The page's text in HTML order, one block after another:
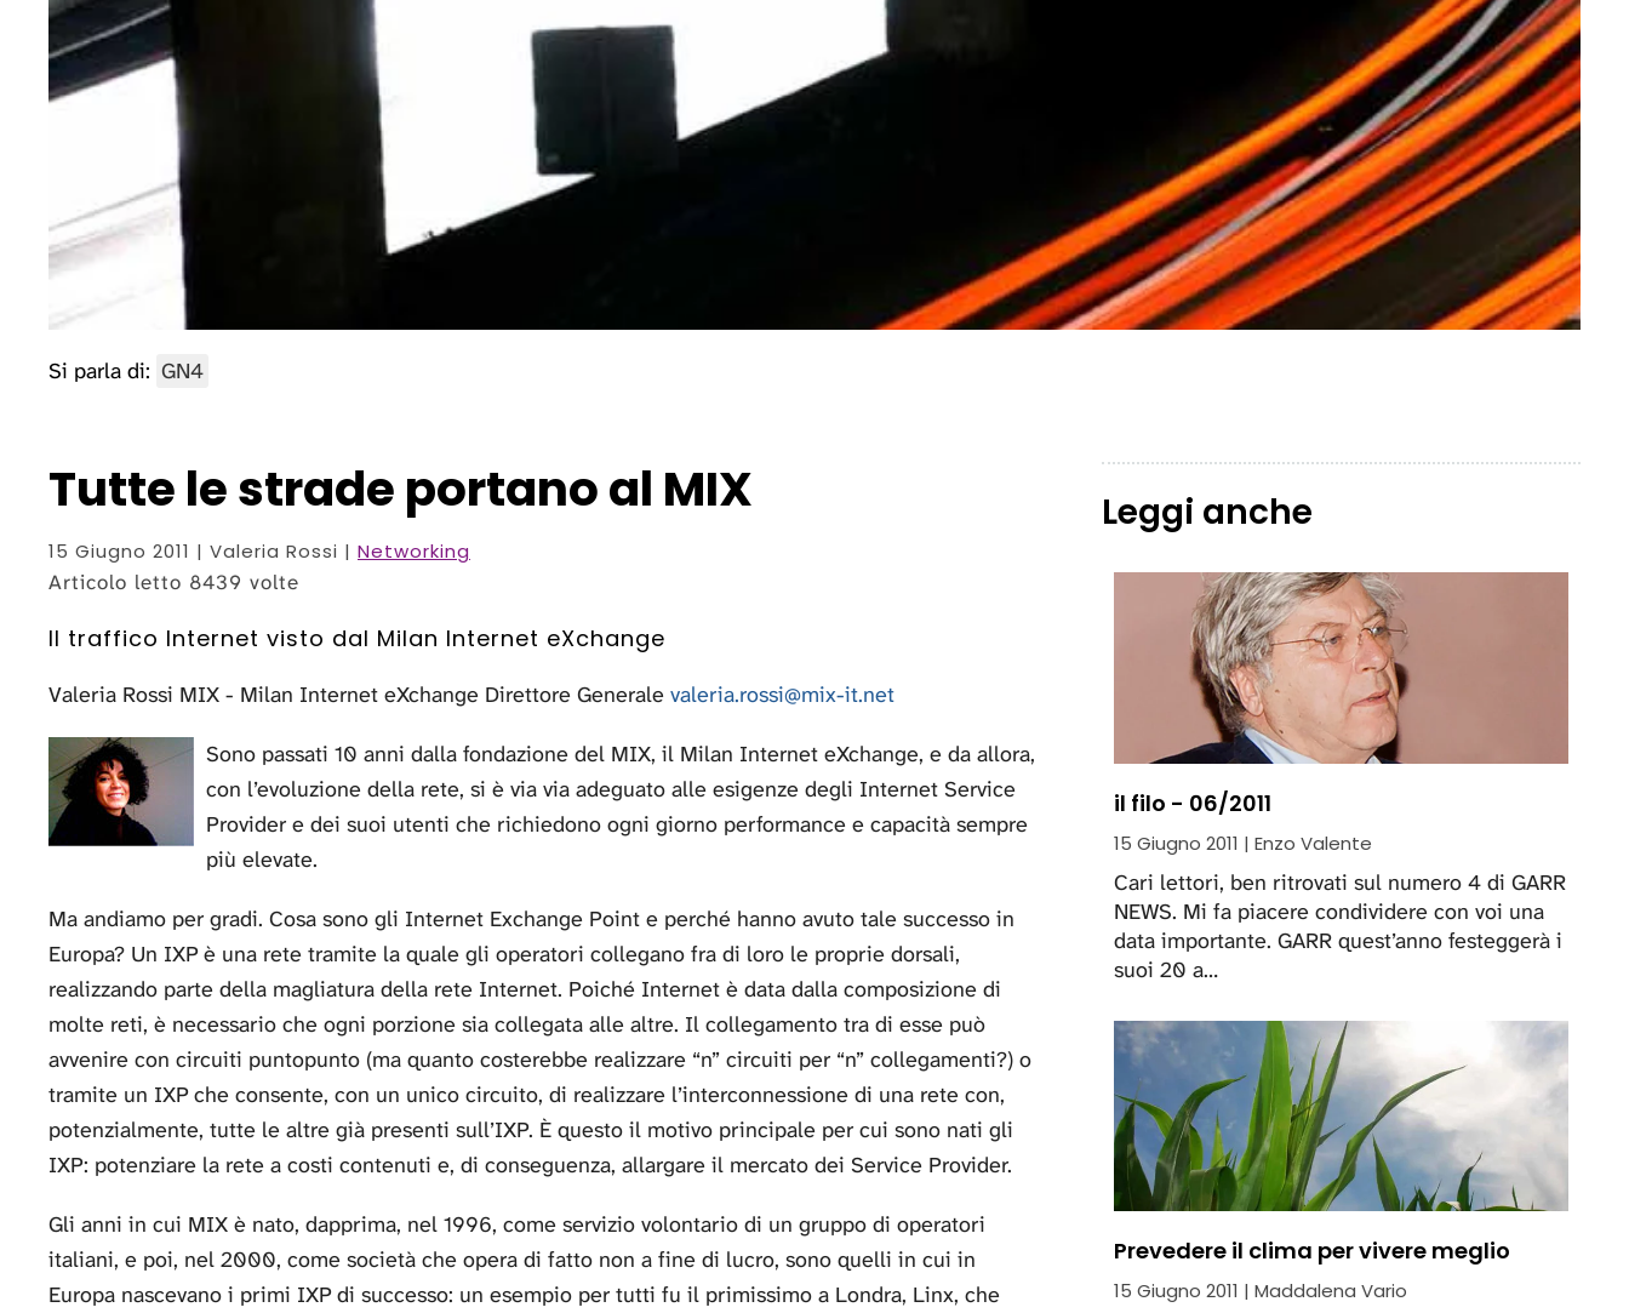
Si parla di: GN4
Tutte le strade portano al MIX
15 Giugno 2011 | Valeria Rossi | Networking
Articolo letto 8439 volte
Il traffico Internet visto dal Milan Internet eXchange
Valeria Rossi MIX - Milan Internet eXchange Direttore Generale valeria.rossi@mix-it.net
Sono passati 10 anni dalla fondazione del MIX, il Milan Internet eXchange, e da allora,
con l’evoluzione della rete, si è via via adeguato alle esigenze degli Internet Service
Provider e dei suoi utenti che richiedono ogni giorno performance e capacità sempre
più elevate.
Ma andiamo per gradi. Cosa sono gli Internet Exchange Point e perché hanno avuto tale successo in
Europa? Un IXP è una rete tramite la quale gli operatori collegano fra di loro le proprie dorsali,
realizzando parte della magliatura della rete Internet. Poiché Internet è data dalla composizione di
molte reti, è necessario che ogni porzione sia collegata alle altre. Il collegamento tra di esse può
avvenire con circuiti puntopunto (ma quanto costerebbe realizzare “n” circuiti per “n” collegamenti?) o
tramite un IXP che consente, con un unico circuito, di realizzare l’interconnessione di una rete con,
potenzialmente, tutte le altre già presenti sull’IXP. È questo il motivo principale per cui sono nati gli
IXP: potenziare la rete a costi contenuti e, di conseguenza, allargare il mercato dei Service Provider.
Gli anni in cui MIX è nato, dapprima, nel 1996, come servizio volontario di un gruppo di operatori
italiani, e poi, nel 2000, come società che opera di fatto non a fine di lucro, sono quelli in cui in
Europa nascevano i primi IXP di successo: un esempio per tutti fu il primissimo a Londra, Linx, che
Leggi anche
il filo - 06/2011
15 Giugno 2011 | Enzo Valente
Cari lettori, ben ritrovati sul numero 4 di GARR
NEWS. Mi fa piacere condividere con voi una
data importante. GARR quest’anno festeggerà i
suoi 20 a…
Prevedere il clima per vivere meglio
15 Giugno 2011 | Maddalena Vario